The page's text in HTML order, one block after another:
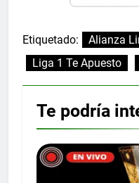
Etiquetado: Alianza
Liga 1 Te Apuesto
Te podría